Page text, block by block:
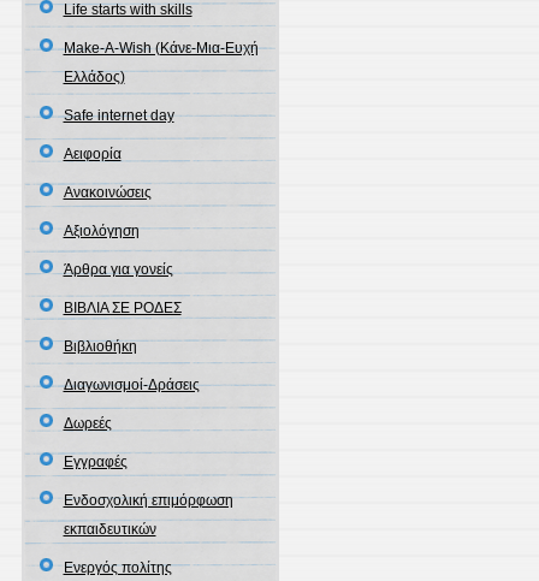
Life starts with skills
Make-A-Wish (Κάνε-Μια-Ευχή
Ελλάδος)
Safe internet day
Αειφορία
Ανακοινώσεις
Αξιολόγηση
Άρθρα για γονείς
ΒΙΒΛΙΑ ΣΕ ΡΟΔΕΣ
Βιβλιοθήκη
Διαγωνισμοί-Δράσεις
Δωρεές
Εγγραφές
Ενδοσχολική επιμόρφωση
εκπαιδευτικών
Ενεργός πολίτης